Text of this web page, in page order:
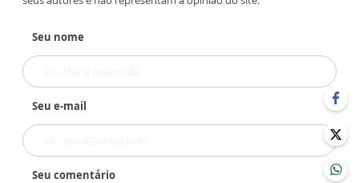
Seu nome
Seu e-mail
Seu comentário